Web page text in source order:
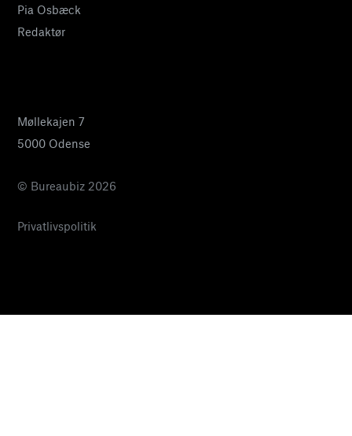
Pia Osbæck
Redaktør
Møllekajen 7
5000 Odense
© Bureaubiz 2026
Privatlivspolitik